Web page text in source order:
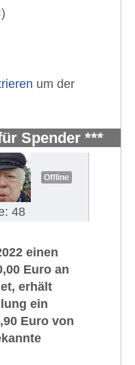
um der
Spender ***
Offline
48
einen
Euro an
erhält
ein
Euro von